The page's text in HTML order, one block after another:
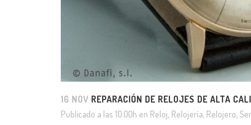
16 NOV REPARACIÓN DE RELOJES DE ALTA
Publicado a las 10:00h en Reloj, Relojería, Relojero,